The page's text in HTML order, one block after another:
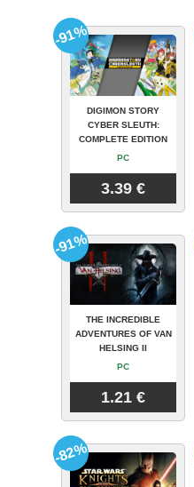
DIGIMON STORY
CYBER SLEUTH:
COMPLETE EDITION
PC
3.39 €
-91%
THE INCREDIBLE
ADVENTURES OF VAN
HELSING II
PC
1.21 €
-91%
-82%